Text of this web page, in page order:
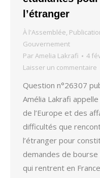
l’étranger
À l'Assemblée,
Gouvernement
ParAmelia Lakrafi
4
Laisser un commentaire
Question n°26307
Amélia Lakrafi
de l’Europe et des
difficultés que
l’étranger pour
demandes de
qui rentrent en